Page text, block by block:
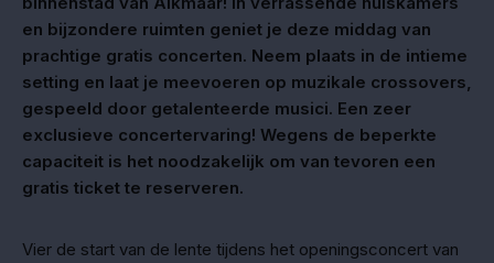
en bijzondere ruimten geniet je deze middag van
prachtige gratis concerten. Neem plaats in de intieme
setting en laat je meevoeren op muzikale crossovers,
gespeeld door getalenteerde musici. Een zeer
exclusieve concertervaring! Wegens de beperkte
capaciteit is het noodzakelijk om van tevoren een
gratis ticket te reserveren.
Vier de start van de lente tijdens het openingsconcert van